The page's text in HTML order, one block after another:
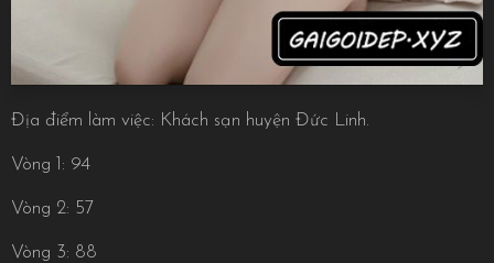
Địa điểm làm việc: Khách sạn huyện Đức Linh.
Vòng 1: 94
Vòng 2: 57
Vòng 3: 88